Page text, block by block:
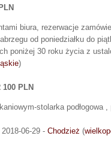
biura, rezerwacje
od poniedziałku do
poniżej 30 roku życia z
)
100 PLN
stolarka podłogowa
2018-06-29 - Chodzież (